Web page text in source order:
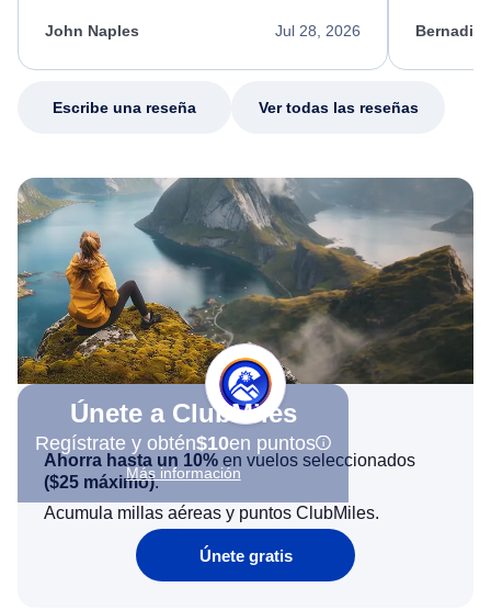
appreciate her excellent service.
Jul 28, 2026
John Naples
my issue.
Escribe una reseña Ver todas las reseñas
Únete a ClubMiles
Regístrate y obtén$10en puntos
Más información
Ahorra hasta un 10% en vuelos seleccionados
($25 máximo).
Acumula millas aéreas y puntos ClubMiles.
Únete gratis